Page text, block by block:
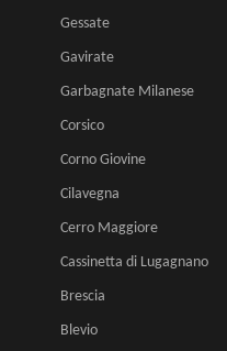
Gessate
Gavirate
Garbagnate Milanese
Corsico
Corno Giovine
Cilavegna
Cerro Maggiore
Cassinetta di Lugagnano
Brescia
Blevio